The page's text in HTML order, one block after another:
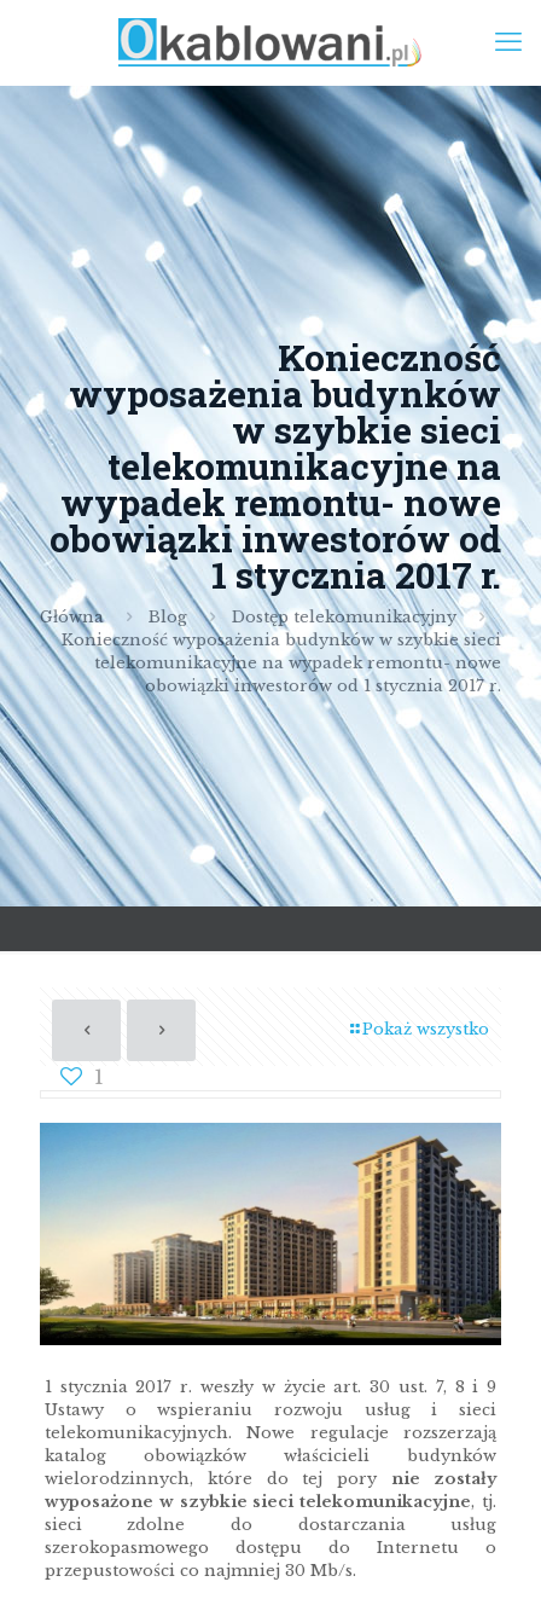
Konieczność
wyposażenia budynków
w szybkie sieci
telekomunikacyjne na
wypadek remontu- nowe
obowiązki inwestorów od
1 stycznia 2017 r.
Główna Blog
Dostęp telekomunikacyjny
Konieczność wyposażenia budynków w szybkie sieci
telekomunikacyjne na wypadek remontu- nowe
obowiązki inwestorów od 1 stycznia 2017 r.
Pokaż wszystko
1
1 stycznia 2017 r. weszły w życie art. 30 ust. 7, 8 i 9
Ustawy o wspieraniu rozwoju usług i sieci
telekomunikacyjnych. Nowe regulacje rozszerzają
katalog obowiązków właścicieli budynków
wielorodzinnych, które do tej pory nie zostały
wyposażone w szybkie sieci telekomunikacyjne, tj.
sieci zdolne do dostarczania usług
szerokopasmowego dostępu do Internetu o
przepustowości co najmniej 30 Mb/s.